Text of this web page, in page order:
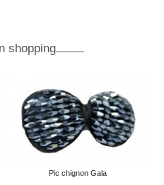
shopping
Pic chignon Gala